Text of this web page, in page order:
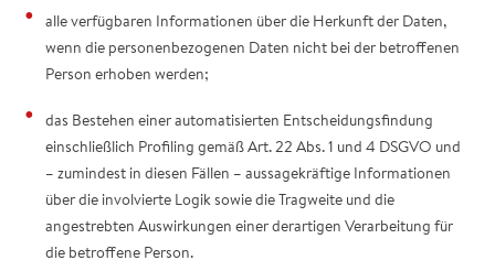
alle verfügbaren Informationen über die Herkunft der Daten,
wenn die personenbezogenen Daten nicht bei der betroffenen
Person erhoben werden;
das Bestehen einer automatisierten Entscheidungsfindung
einschließlich Profiling gemäß Art. 22 Abs. 1 und 4 DSGVO und
– zumindest in diesen Fällen – aussagekräftige Informationen
über die involvierte Logik sowie die Tragweite und die
angestrebten Auswirkungen einer derartigen Verarbeitung für
die betroffene Person.